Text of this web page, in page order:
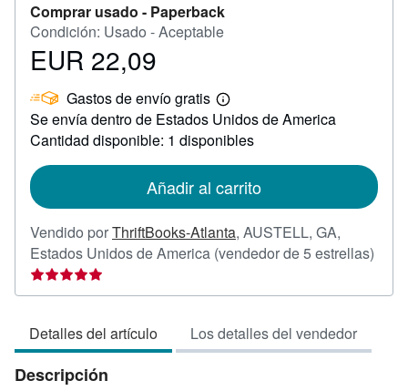
Comprar usado - Paperback
Condición: Usado - Aceptable
Precio
22,09
EUR 22,09
Gastos de envío gratis
Más
información
sobre
las
envío
Se envía dentro de Estados Unidos de America
Cantidad disponible: 1 disponibles
Añadir al carrito
Vendido porThriftBooks-Atlanta, AUSTELL, GA,
Estados Unidos de America (vendedor de 5 estrellas)
Detalles del artículo Los detalles del vendedor
Descripción